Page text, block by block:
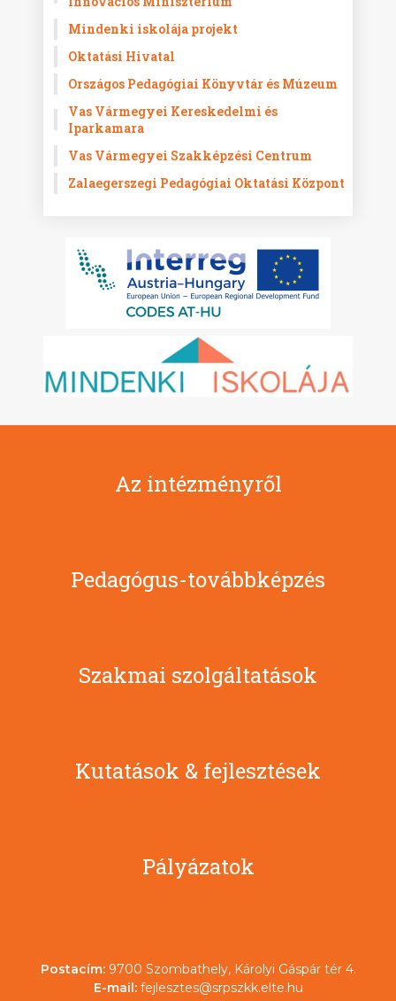
Mindenki iskolája projekt
Oktatási Hivatal
Országos Pedagógiai Könyvtár és Múzeum
Vas Vármegyei Kereskedelmi és
Iparkamara
Vas Vármegyei Szakképzési Centrum
Zalaegerszegi Pedagógiai Oktatási Központ
Az intézményről
Pedagógus-továbbképzés
Szakmai szolgáltatások
Kutatások & fejlesztések
Pályázatok
Postacím: 9700 Szombathely, Károlyi Gáspár tér 4.
E-mail: fejlesztes@srpszkk.elte.hu